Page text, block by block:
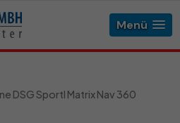
Menü
DSG Sportl Matrix Nav 360